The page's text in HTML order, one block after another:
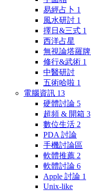
易經占卜 1
風水研討 1
擇日&三式 1
西洋占星
無視論塔羅牌
修行&武術 1
中醫研討
五術哈啦 1
電腦資訊 13
硬體討論 5
超頻 & 開箱 3
數位生活 2
PDA 討論
手機討論區
軟體推薦 2
軟體討論 6
Apple 討論 1
Unix-like